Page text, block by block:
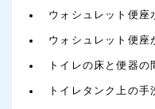
ウォシュレット便座
ウォシュレット便座
トイレの床と便器の
トイレタンク上の